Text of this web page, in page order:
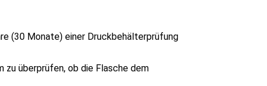
(30 Monate) einer Druckbehälterprüfung
zu überprüfen, ob die Flasche dem